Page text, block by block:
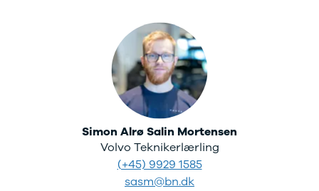
C40
EC40
XC60
EX90
XC90
V60
V90
S60
Simon Alrø Salin Mortensen
Volvo Teknikerlærling
(+45) 9929 1585
sasm@bn.dk